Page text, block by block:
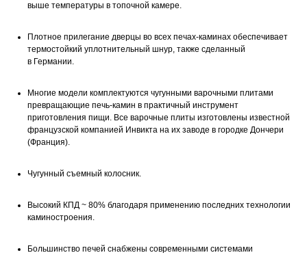
выше температуры в топочной камере.
Плотное прилегание дверцы во всех печах-каминах обеспечивает
термостойкий уплотнительный шнур, также сделанный
в Германии.
Многие модели комплектуются чугунными варочными плитами
превращающие печь-камин в практичный инструмент
приготовления пищи. Все варочные плиты изготовлены известной
французской компанией Инвикта на их заводе в городке Дончери
(Франция).
Чугунный съемный колосник.
Высокий КПД ~ 80% благодаря применению последних технологии
каминостроения.
Большинство печей снабжены современными системами